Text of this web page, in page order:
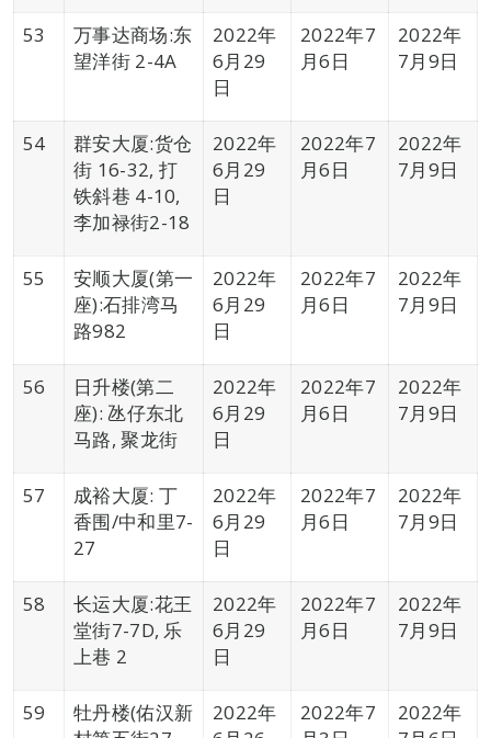
53
万事达商场:东
望洋街 2-4A
2022年
6月29
日
2022年7
月6日
2022年
7月9日
54
群安大厦:货仓
街 16-32, 打
铁斜巷 4-10,
李加禄街2-18
2022年
6月29
日
2022年7
月6日
2022年
7月9日
55
安顺大厦(第一
座):石排湾马
路982
2022年
6月29
日
2022年7
月6日
2022年
7月9日
56
日升楼(第二
座): 氹仔东北
马路, 聚龙街
2022年
6月29
日
2022年7
月6日
2022年
7月9日
57
成裕大厦: 丁
香围/中和里7-
27
2022年
6月29
日
2022年7
月6日
2022年
7月9日
58
长运大厦:花王
堂街7-7D, 乐
上巷 2
2022年
6月29
日
2022年7
月6日
2022年
7月9日
59
牡丹楼(佑汉新
2022年
2022年7
2022年